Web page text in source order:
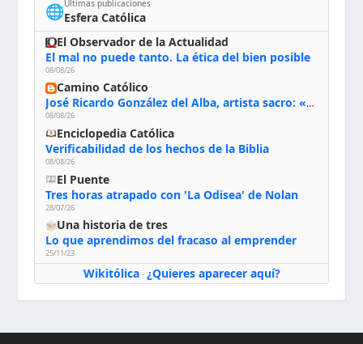
🌐Últimas publicaciones
Esfera Católica
El Observador de la Actualidad
El mal no puede tanto. La ética del bien posible
08/08/26
Camino Católico
José Ricardo González del Alba, artista sacro: «Yo oro, hablo con Dios, le pido al Espíritu Santo su inspiración y siempre pinto rezando el rosario para que sea Él quien actúe a través de mis manos»
08/08/26
Enciclopedia Católica
Verificabilidad de los hechos de la Biblia
08/08/26
El Puente
Tres horas atrapado con 'La Odisea' de Nolan
28/07/26
Una historia de tres
Lo que aprendimos del fracaso al emprender
25/11/23
Wikitólica· ¿Quieres aparecer aquí?